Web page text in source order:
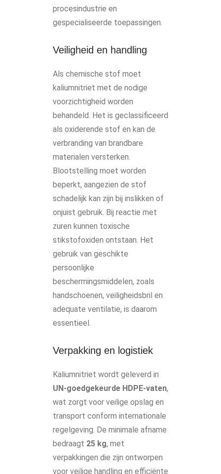
procesindustrie en
gespecialiseerde toepassingen.
Veiligheid en handling
Als chemische stof moet
kaliumnitriet met de nodige
voorzichtigheid worden
behandeld. Het is geclassificeerd
als oxiderende stof en kan de
verbranding van brandbare
materialen versterken.
Blootstelling moet worden
beperkt, aangezien de stof
schadelijk kan zijn bij inslikken of
onjuist gebruik. Bij reactie met
zuren kunnen toxische
stikstofoxiden ontstaan. Het
gebruik van geschikte
persoonlijke
beschermingsmiddelen, zoals
handschoenen, veiligheidsbril en
adequate ventilatie, is daarom
essentieel.
Verpakking en logistiek
Kaliumnitriet wordt geleverd in
UN-goedgekeurde HDPE-vaten,
wat zorgt voor veilige opslag en
transport conform internationale
regelgeving. De minimale afname
bedraagt 25 kg, met
verpakkingen die zijn ontworpen
voor veilige handling en efficiënte